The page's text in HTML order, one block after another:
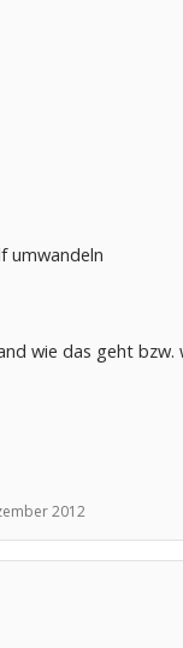
umwandeln
wie das geht
2012